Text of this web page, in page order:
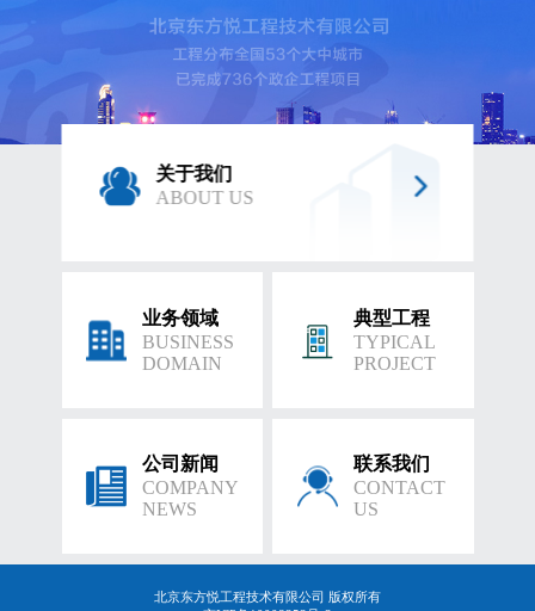
关于我们
ABOUT US
业务领域
BUSINESS
DOMAIN
典型工程
TYPICAL
PROJECT
公司新闻
COMPANY
NEWS
联系我们
CONTACT
US
北京东方悦工程技术有限公司 版权所有